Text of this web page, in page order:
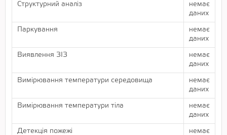
Структурний аналіз
немає
даних
Паркування
немає
даних
Виявлення ЗІЗ
немає
даних
Вимірювання температури середовища
немає
даних
Вимірювання температури тіла
немає
даних
Детекція пожежі
немає